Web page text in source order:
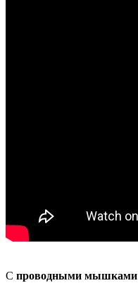
С проводными мышками